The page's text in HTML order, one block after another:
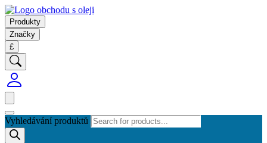
Produkty
Značky
£
Vyhledávání produktů